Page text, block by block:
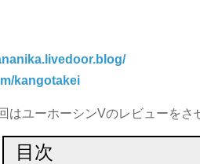
kangotakei
はユーホーシンVのレビューをさ
目次